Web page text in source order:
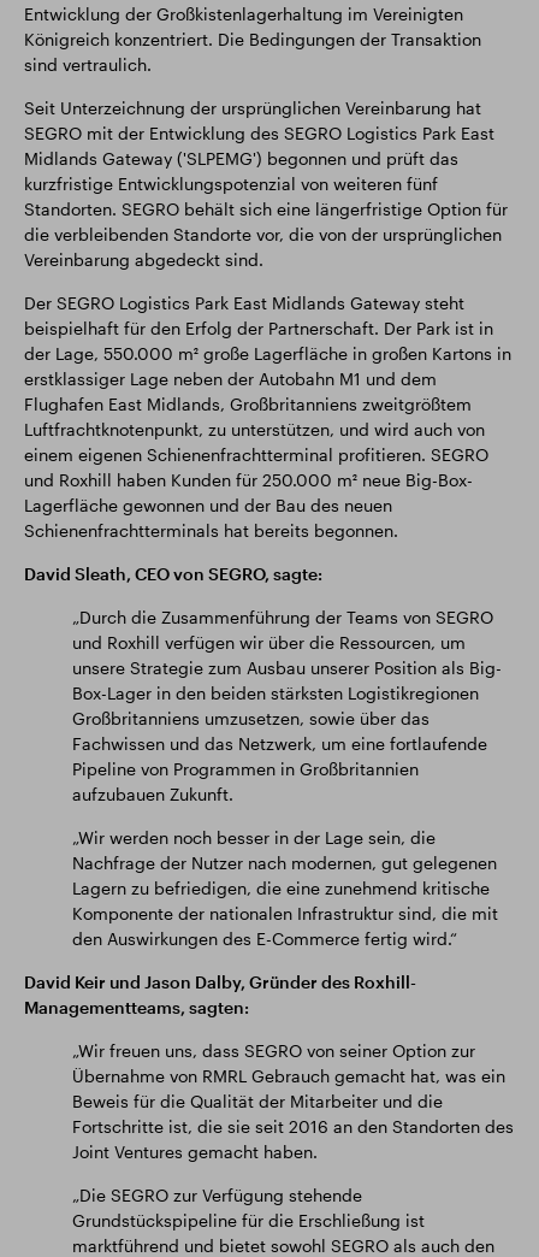
Entwicklung der Großkistenlagerhaltung im Vereinigten
Königreich konzentriert. Die Bedingungen der Transaktion
sind vertraulich.
Seit Unterzeichnung der ursprünglichen Vereinbarung hat
SEGRO mit der Entwicklung des SEGRO Logistics Park East
Midlands Gateway ('SLPEMG') begonnen und prüft das
kurzfristige Entwicklungspotenzial von weiteren fünf
Standorten. SEGRO behält sich eine längerfristige Option für
die verbleibenden Standorte vor, die von der ursprünglichen
Vereinbarung abgedeckt sind.
Der SEGRO Logistics Park East Midlands Gateway steht
beispielhaft für den Erfolg der Partnerschaft. Der Park ist in
der Lage, 550.000 m² große Lagerfläche in großen Kartons in
erstklassiger Lage neben der Autobahn M1 und dem
Flughafen East Midlands, Großbritanniens zweitgrößtem
Luftfrachtknotenpunkt, zu unterstützen, und wird auch von
einem eigenen Schienenfrachtterminal profitieren. SEGRO
und Roxhill haben Kunden für 250.000 m² neue Big-Box-
Lagerfläche gewonnen und der Bau des neuen
Schienenfrachtterminals hat bereits begonnen.
David Sleath, CEO von SEGRO, sagte:
„Durch die Zusammenführung der Teams von SEGRO
und Roxhill verfügen wir über die Ressourcen, um
unsere Strategie zum Ausbau unserer Position als Big-
Box-Lager in den beiden stärksten Logistikregionen
Großbritanniens umzusetzen, sowie über das
Fachwissen und das Netzwerk, um eine fortlaufende
Pipeline von Programmen in Großbritannien
aufzubauen Zukunft.
„Wir werden noch besser in der Lage sein, die
Nachfrage der Nutzer nach modernen, gut gelegenen
Lagern zu befriedigen, die eine zunehmend kritische
Komponente der nationalen Infrastruktur sind, die mit
den Auswirkungen des E-Commerce fertig wird.“
David Keir und Jason Dalby, Gründer des Roxhill-
Managementteams, sagten:
„Wir freuen uns, dass SEGRO von seiner Option zur
Übernahme von RMRL Gebrauch gemacht hat, was ein
Beweis für die Qualität der Mitarbeiter und die
Fortschritte ist, die sie seit 2016 an den Standorten des
Joint Ventures gemacht haben.
„Die SEGRO zur Verfügung stehende
Grundstückspipeline für die Erschließung ist
marktführend und bietet sowohl SEGRO als auch den